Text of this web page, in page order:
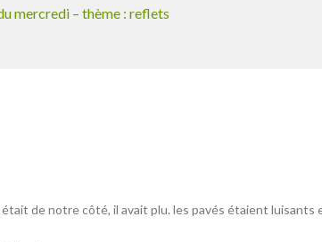
mercredi – thème : reflets
de notre côté, il avait plu. les pavés étaient luisants